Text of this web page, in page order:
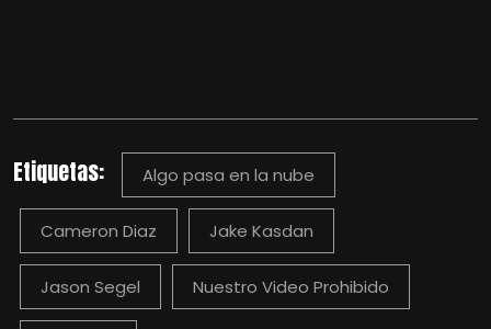
Etiquetas: Algo pasa en la nube
Cameron Diaz Jake Kasdan
Jason Segel Nuestro Video Prohibido